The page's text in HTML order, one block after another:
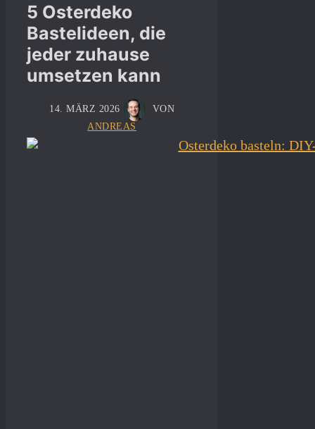
5 Osterdeko
Bastelideen, die
jeder zuhause
umsetzen kann
14. MÄRZ 2026
VON
ANDREAS